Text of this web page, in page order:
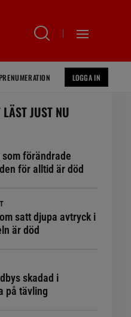
LOGGA IN
LÄST JUST NU
som förändrade
för alltid är död
satt djupa avtryck i
är död
skadad i
på tävling